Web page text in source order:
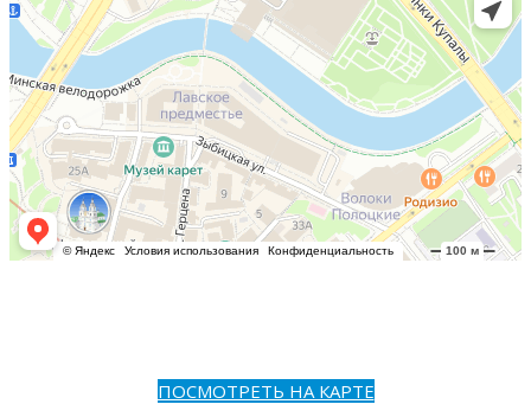
ПОСМОТРЕТЬ НА КАРТЕ